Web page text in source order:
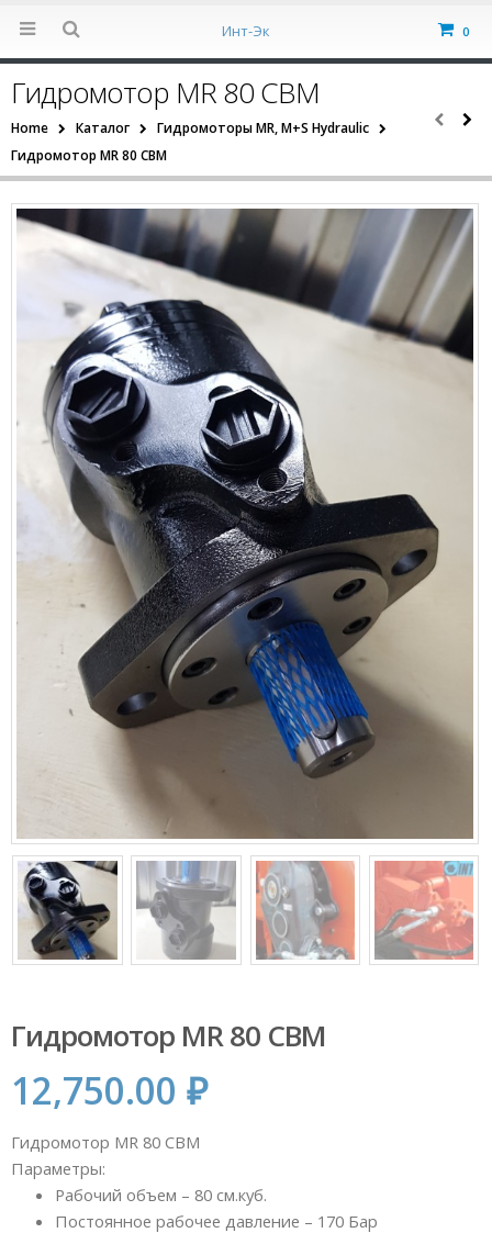
Инт-Эк 0
Гидромотор MR 80 CBM
Home Каталог
Гидромоторы MR, M+S Hydraulic
Гидромотор MR 80 CBM
Гидромотор MR 80 CBM
12,750.00 ₽
Гидромотор MR 80 CBM
Параметры:
Рабочий объем – 80 см.куб.
Постоянное рабочее давление – 170 Бар